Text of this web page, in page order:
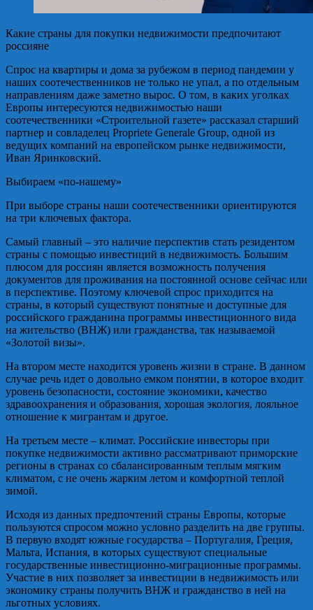
Какие страны для покупки недвижимости предпочитают
россияне
Спрос на квартиры и дома за рубежом в период пандемии у
наших соотечественников не только не упал, а по отдельным
направлениям даже заметно вырос. О том, в каких уголках
Европы интересуются недвижимостью наши
соотечественники «Строительной газете» рассказал старший
партнер и совладелец Propriete Generale Group, одной из
ведущих компаний на европейском рынке недвижимости,
Иван Яринковский.
Выбираем «по-нашему»
При выборе страны наши соотечественники ориентируются
на три ключевых фактора.
Самый главный – это наличие перспектив стать резидентом
страны с помощью инвестиций в недвижимость. Большим
плюсом для россиян является возможность получения
документов для проживания на постоянной основе сейчас или
в перспективе. Поэтому ключевой спрос приходится на
страны, в который существуют понятные и доступные для
российского гражданина программы инвестиционного вида
на жительство (ВНЖ) или гражданства, так называемой
«Золотой визы».
На втором месте находится уровень жизни в стране. В данном
случае речь идет о довольно емком понятии, в которое входит
уровень безопасности, состояние экономики, качество
здравоохранения и образования, хорошая экология, лояльное
отношение к мигрантам и другое.
На третьем месте – климат. Российские инвесторы при
покупке недвижимости активно рассматривают приморские
регионы в странах со сбалансированным теплым мягким
климатом, с не очень жарким летом и комфортной теплой
зимой.
Исходя из данных предпочтений страны Европы, которые
пользуются спросом можно условно разделить на две группы.
В первую входят южные государства – Португалия, Греция,
Мальта, Испания, в которых существуют специальные
государственные инвестиционно-миграционные программы.
Участие в них позволяет за инвестиции в недвижимость или
экономику страны получить ВНЖ и гражданство в ней на
льготных условиях.